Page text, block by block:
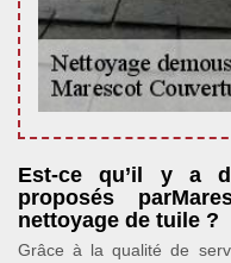
Est-ce qu’il y a
proposés
nettoyage de tuile ?
Grâce à la qualité de